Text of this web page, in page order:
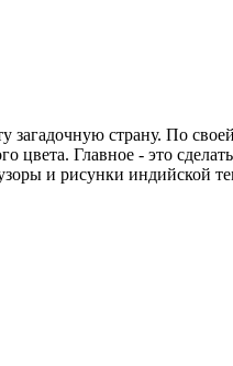
загадочную страну. По
Главное - это
и рисунки